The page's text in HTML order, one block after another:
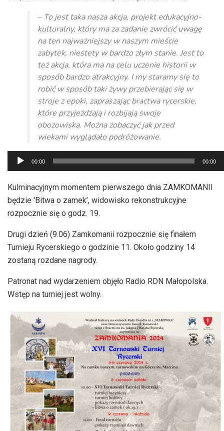
– To jest taka nasza akcja, projekt edukacyjno-
kulturalny, który ma za zadanie zwrócić uwagę
na ten najważniejszy w naszym mieście
zabytek, niestety w bardzo złym stanie. Jest to
też akcja, która ma na celu uczenie historii w
sposób bardzo atrakcyjny. I my staramy się to
robić w sposób taki żywy przebierając się w
stroje z epoki, zapraszając bractwa rycerskie,
które przyjeżdżają i rozbijają swoje
obozowiska. Można zobaczyć jak przed
wiekami wyglądało podróżowanie.
Odtwarzacz
plików
dźwiękowych
00:00 00:00
Kulminacyjnym momentem pierwszego dnia ZAMKOMANII
będzie 'Bitwa o zamek’, widowisko rekonstrukcyjne
rozpocznie się o godz. 19.
Drugi dzień (9.06) Zamkomanii rozpocznie się finałem
Turnieju Rycerskiego o godzinie 11. Około godziny 14
zostaną rozdane nagrody.
Patronat nad wydarzeniem objęło Radio RDN Małopolska.
Wstęp na turniej jest wolny.